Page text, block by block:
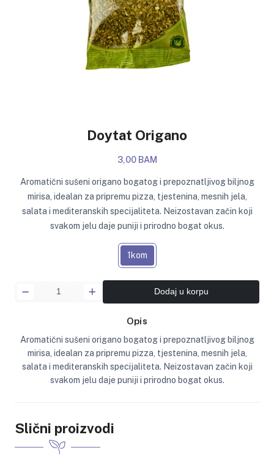
Doytat Origano
3,00 BAM
Aromatični sušeni origano bogatog i prepoznatljivog biljnog
mirisa, idealan za pripremu pizza, tjestenina, mesnih jela,
salata i mediteranskih specijaliteta. Neizostavan začin koji
svakom jelu daje puniji i prirodno bogat okus.
1kom
Dodaj u korpu
Opis
Aromatični sušeni origano bogatog i prepoznatljivog biljnog
mirisa, idealan za pripremu pizza, tjestenina, mesnih jela,
salata i mediteranskih specijaliteta. Neizostavan začin koji
svakom jelu daje puniji i prirodno bogat okus.
Slični proizvodi